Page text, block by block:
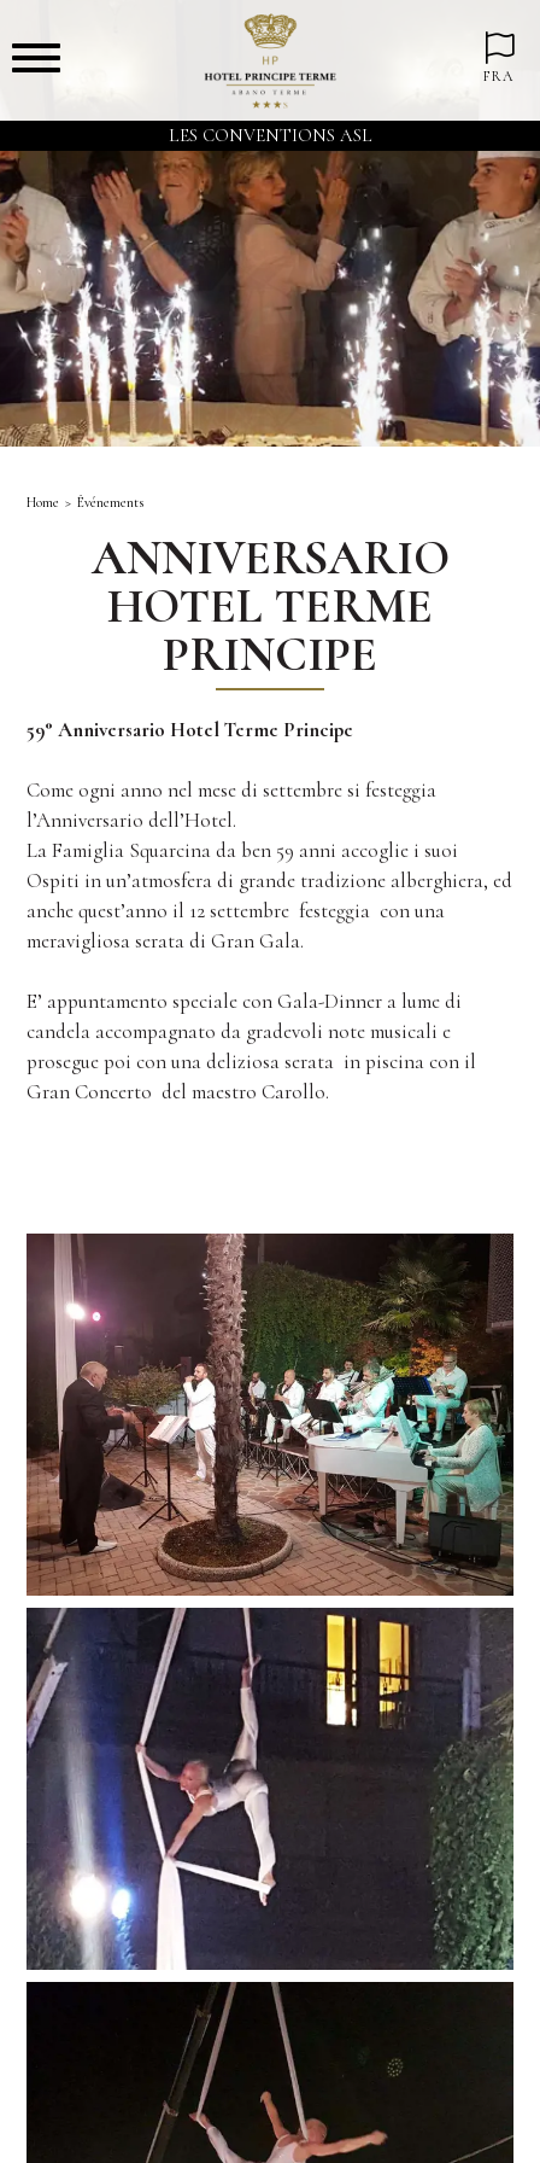
FRA
LES CONVENTIONS ASL
Home Événements
ANNIVERSARIO
HOTEL TERME
PRINCIPE
59° Anniversario Hotel Terme Principe
Come ogni anno nel mese di settembre si festeggia
l’Anniversario dell’Hotel.
La Famiglia Squarcina da ben 59 anni accoglie i suoi
Ospiti in un’atmosfera di grande tradizione alberghiera, ed
anche quest’anno il 12 settembre festeggia con una
meravigliosa serata di Gran Gala.
E’ appuntamento speciale con Gala-Dinner a lume di
candela accompagnato da gradevoli note musicali e
prosegue poi con una deliziosa serata in piscina con il
Gran Concerto del maestro Carollo.